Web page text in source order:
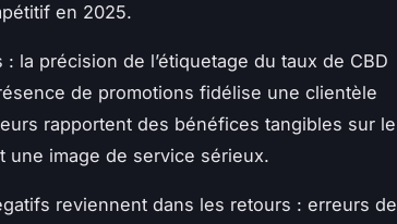
en 2025.
la précision de l’étiquetage du taux de CBD
de promotions fidélise une clientèle
rapportent des bénéfices tangibles sur le
une image de service sérieux.
reviennent dans les retours : erreurs de